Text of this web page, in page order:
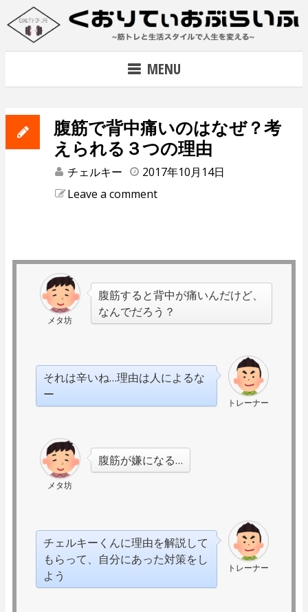
Skip
MENU
腹筋で背中痛いのはなぜ？考
えられる３つの理由
チェルキー
2017年10月14日
Leave a comment
メタ坊
腹筋すると背中が痛いんだけど、
なんでだろう？
トレーナー
それは辛いね…理由は人によるな
ー
メタ坊
腹筋が嫌になる…
トレーナー
チェルキーくんに理由を解説して
もらって、自分にあった対策をし
よう